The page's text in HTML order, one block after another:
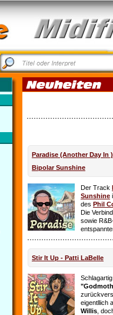
Paradise (Another Day In
Bipolar Sunshine
Der Track
Sunshine
des Phil
Die
sowie
Stir It Up - Patti LaBelle
eigentllich
Willis ,